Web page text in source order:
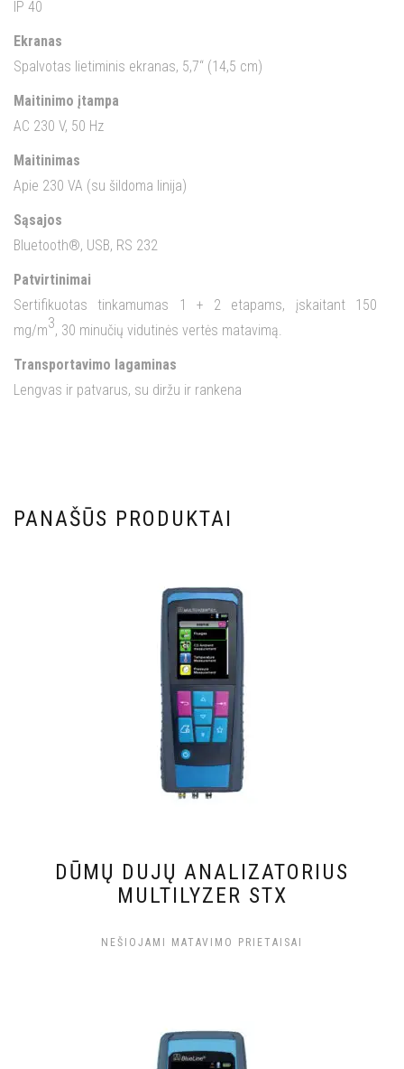
IP 40
Ekranas
Spalvotas lietiminis ekranas, 5,7“ (14,5 cm)
Maitinimo įtampa
AC 230 V, 50 Hz
Maitinimas
Apie 230 VA (su šildoma linija)
Sąsajos
Bluetooth®, USB, RS 232
Patvirtinimai
Sertifikuotas tinkamumas 1 + 2 etapams, įskaitant 150
mg/m3, 30 minučių vidutinės vertės matavimą.
Transportavimo lagaminas
Lengvas ir patvarus, su diržu ir rankena
PANAŠŪS PRODUKTAI
DŪMŲ DUJŲ ANALIZATORIUS
MULTILYZER STX
NEŠIOJAMI MATAVIMO PRIETAISAI